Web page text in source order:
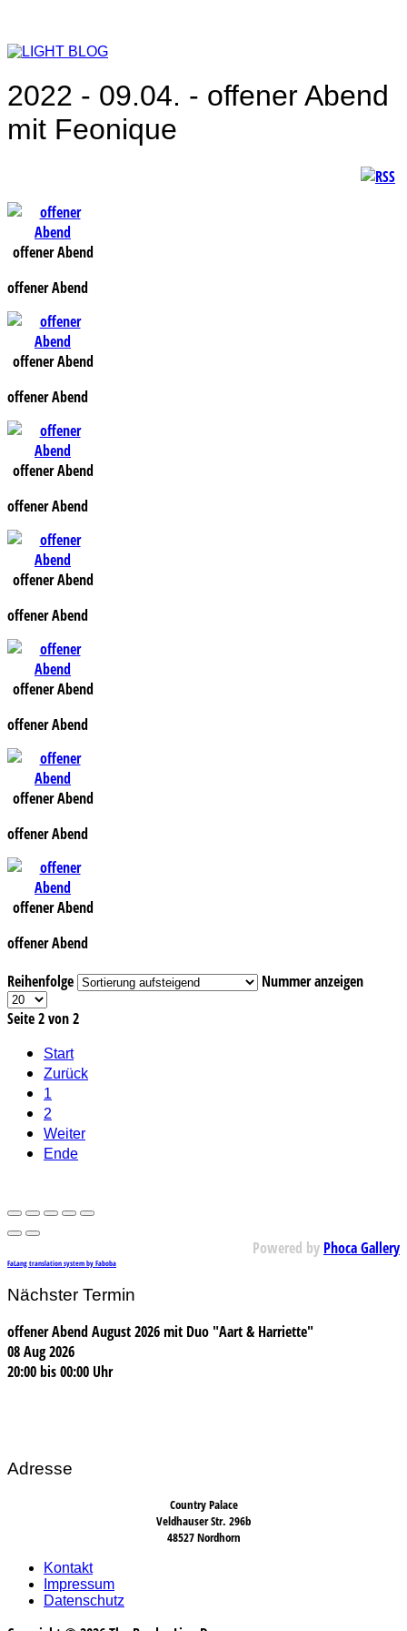
2022 - 09.04. - offener Abend
mit Feonique
offener Abend
offener Abend
offener Abend
offener Abend
offener Abend
offener Abend
offener Abend
offener Abend
offener Abend
offener Abend
offener Abend
offener Abend
offener Abend
offener Abend
Reihenfolge
Nummer anzeigen
Seite 2 von 2
Start
Zurück
1
2
Weiter
Ende
Powered by Phoca Gallery
FaLang translation system by Faboba
Nächster Termin
offener Abend August 2026 mit Duo "Aart & Harriette"
08 Aug 2026
20:00bis00:00 Uhr
Adresse
Country Palace
Veldhauser Str. 296b
48527 Nordhorn
Kontakt
Impressum
Datenschutz